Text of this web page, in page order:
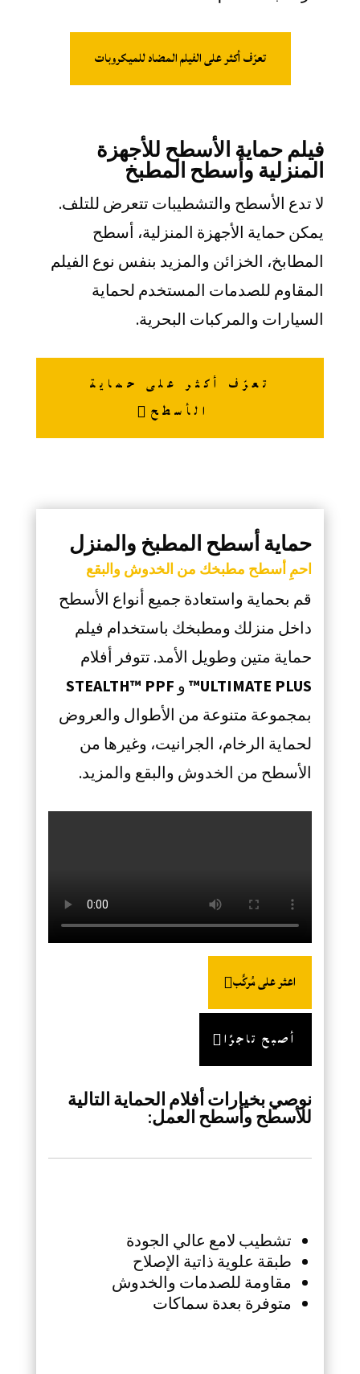
تعرّف أكثر على الفيلم المضاد للميكروبات
فيلم حماية الأسطح للأجهزة
المنزلية وأسطح المطبخ
لا تدع الأسطح والتشطيبات تتعرض للتلف.
يمكن حماية الأجهزة المنزلية، أسطح
المطابخ، الخزائن والمزيد بنفس نوع الفيلم
المقاوم للصدمات المستخدم لحماية
السيارات والمركبات البحرية.
تعرّف أكثر على حماية
الأسطح
حماية أسطح المطبخ والمنزل
احمِ أسطح مطبخك من الخدوش والبقع
قم بحماية واستعادة جميع أنواع الأسطح
داخل منزلك ومطبخك باستخدام فيلم
حماية متين وطويل الأمد. تتوفر أفلام
ULTIMATE PLUS™ و STEALTH™ PPF
بمجموعة متنوعة من الأطوال والعروض
لحماية الرخام، الجرانيت، وغيرها من
الأسطح من الخدوش والبقع والمزيد.
اعثر على مُركِّب
أصبح تاجرًا
نوصي بخيارات أفلام الحماية التالية
للأسطح وأسطح العمل:
تشطيب لامع عالي الجودة
طبقة علوية ذاتية الإصلاح
مقاومة للصدمات والخدوش
متوفرة بعدة سماكات